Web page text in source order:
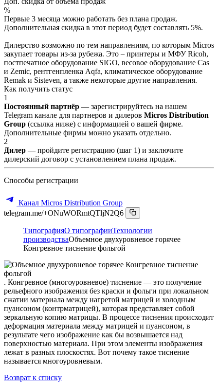
%
Первые 3 месяца можно работать без плана продаж.
Дополнительная скидка в этот период будет составлять 5%.
Дилерство возможно по тем направлениям, по которым Micros
закупает товары из-за рубежа. Это – принтеры и МФУ Ricoh,
постпечатное оборудование SIGO, весовое оборудование Cas
и Zemic, рентгенпленка Aqfa, климатическое оборудование
Remak и Sisteven, а также некоторые другие направления.
Как получить статус
1
Постоянный партнёр — зарегистрируйтесь на нашем
Telegram канале для партнеров и дилеров Micros Distribution
Group (ссылка ниже) с информацией о вашей фирме.
Дополнительные фирмы можно указать отдельно.
2
Дилер — пройдите регистрацию (шаг 1) и заключите
дилерский договор с установлением плана продаж.
Способы регистрации
Канал Micros Distribution Group
telegram.me/+ONuWORmtQTljN2Q6
ТипографияО типографииТехнологии
производстваОбъемное двухуровневое горячее
Конгревное тиснение фольгой
. Конгревное (многоуровневое) тиснение — это получение
рельефного изображения без краски и фольги при локальном
сжатии материала между нагретой матрицей и холодным
пуансоном (контрматрицей), которая представляет собой
зеркальную копию матрицы. В процессе тиснения происходит
деформация материала между матрицей и пуансоном, в
результате чего изображение как бы возвышается над
поверхностью материала. При этом элементы изображения
лежат в разных плоскостях. Вот почему такое тиснение
называется многоуровневым.
Возврат к списку